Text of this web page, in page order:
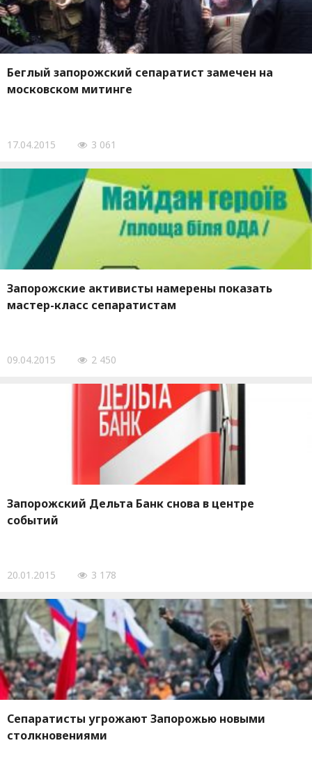
Беглый запорожский сепаратист замечен на
московском митинге
17.04.2015 3 061
Запорожские активисты намерены показать
мастер-класс сепаратистам
09.04.2015 2 450
Запорожский Дельта Банк снова в центре
событий
20.01.2015 3 178
Сепаратисты угрожают Запорожью новыми
столкновениями